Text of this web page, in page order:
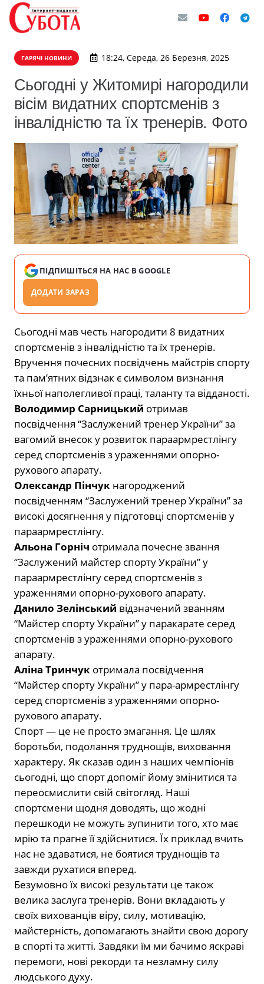
ГАРЯЧІ НОВИНИ 18:24, Середа, 26 Березня, 2025
Сьогодні у Житомирі нагородили
вісім видатних спортсменів з
інвалідністю та їх тренерів. Фото
ПІДПИШІТЬСЯ НА НАС В GOOGLE
ДОДАТИ ЗАРАЗ
Сьогодні мав честь нагородити 8 видатних
спортсменів з інвалідністю та їх тренерів.
Вручення почесних посвідчень майстрів спорту
та пам’ятних відзнак є символом визнання
їхньої наполегливої праці, таланту та відданості.
Володимир Сарницький отримав
посвідчення “Заслужений тренер України” за
вагомий внесок у розвиток параармрестлінгу
серед спортсменів з ураженнями опорно-
рухового апарату.
Олександр Пінчук нагороджений
посвідченням “Заслужений тренер України” за
високі досягнення у підготовці спортсменів у
параармрестлінгу.
Альона Горніч отримала почесне звання
“Заслужений майстер спорту України” у
параармрестлінгу серед спортсменів з
ураженнями опорно-рухового апарату.
Данило Зелінський відзначений званням
“Майстер спорту України” у паракарате серед
спортсменів з ураженнями опорно-рухового
апарату.
Аліна Тринчук отримала посвідчення
“Майстер спорту України” у пара-армрестлінгу
серед спортсменів з ураженнями опорно-
рухового апарату.
Спорт — це не просто змагання. Це шлях
боротьби, подолання труднощів, виховання
характеру. Як сказав один з наших чемпіонів
сьогодні, що спорт допоміг йому змінитися та
переосмислити свій світогляд. Наші
спортсмени щодня доводять, що жодні
перешкоди не можуть зупинити того, хто має
мрію та прагне її здійснитися. Їх приклад вчить
нас не здаватися, не боятися труднощів та
завжди рухатися вперед.
Безумовно їх високі результати це також
велика заслуга тренерів. Вони вкладають у
своїх вихованців віру, силу, мотивацію,
майстерність, допомагають знайти свою дорогу
в спорті та житті. Завдяки їм ми бачимо яскраві
перемоги, нові рекорди та незламну силу
людського духу.